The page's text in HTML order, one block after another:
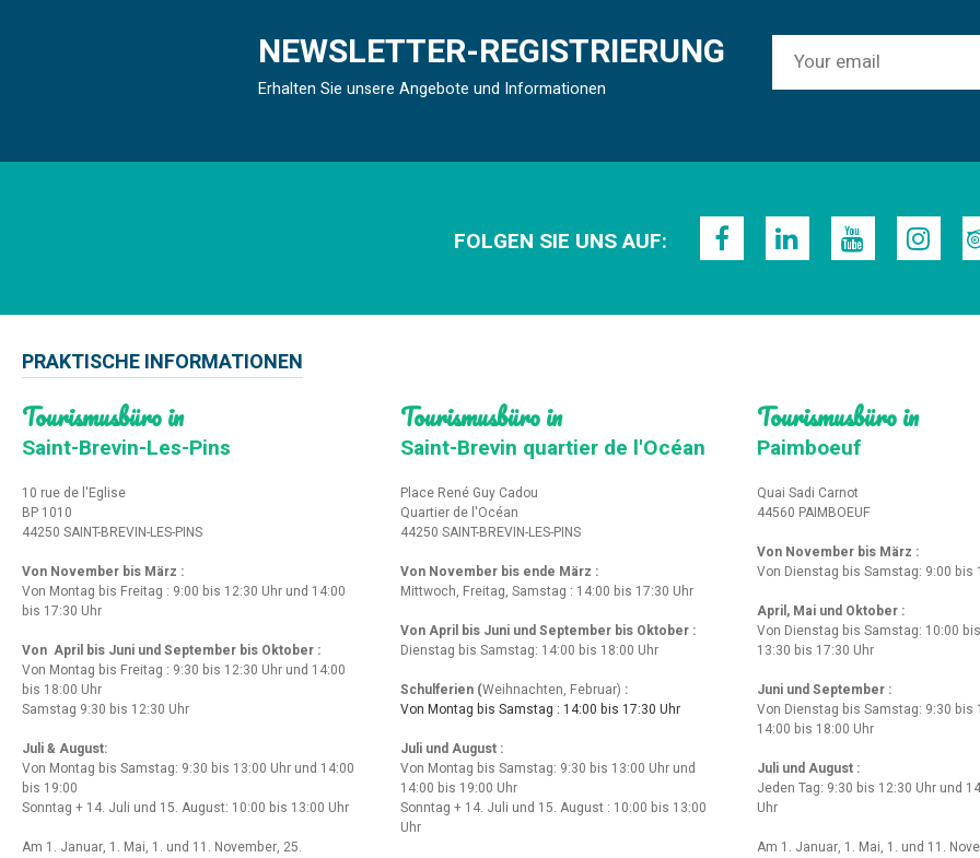
NEWSLETTER-REGISTRIERUNG
Erhalten Sie unsere Angebote und Informationen
FOLGEN SIE UNS AUF:
PRAKTISCHE INFORMATIONEN
Tourismusbüro in
Saint-Brevin-Les-Pins
10 rue de l'Eglise
BP 1010
44250 SAINT-BREVIN-LES-PINS
Von November bis März :
Von Montag bis Freitag : 9:00 bis 12:30 Uhr und 14:00
bis 17:30 Uhr
Von April bis Juni und September bis Oktober :
Von Montag bis Freitag : 9:30 bis 12:30 Uhr und 14:00
bis 18:00 Uhr
Samstag 9:30 bis 12:30 Uhr
Juli & August:
Von Montag bis Samstag: 9:30 bis 13:00 Uhr und 14:00
bis 19:00
Sonntag + 14. Juli und 15. August: 10:00 bis 13:00 Uhr
Am 1. Januar, 1. Mai, 1. und 11. November, 25.
Tourismusbüro in
Saint-Brevin quartier de l'Océan
Place René Guy Cadou
Quartier de l'Océan
44250 SAINT-BREVIN-LES-PINS
Von November bis ende März :
Mittwoch, Freitag, Samstag : 14:00 bis 17:30 Uhr
Von April bis Juni und September bis Oktober :
Dienstag bis Samstag: 14:00 bis 18:00 Uhr
Schulferien (Weihnachten, Februar) :
Von Montag bis Samstag : 14:00 bis 17:30 Uhr
Juli und August :
Von Montag bis Samstag: 9:30 bis 13:00 Uhr und
14:00 bis 19:00 Uhr
Sonntag + 14. Juli und 15. August : 10:00 bis 13:00
Uhr
Tourismusbüro in
Paimboeuf
Quai Sadi Carnot
44560 PAIMBOEUF
Von November bis März :
Von Dienstag bis Samstag: 9:00 bis
April, Mai und Oktober :
Von Dienstag bis Samstag: 10:00
13:30 bis 17:30 Uhr
Juni und September :
Von Dienstag bis Samstag: 9:30 bis
14:00 bis 18:00 Uhr
Juli und August :
Jeden Tag: 9:30 bis 12:30 Uhr und
Uhr
Am 1. Januar, 1. Mai, 1. und 11.